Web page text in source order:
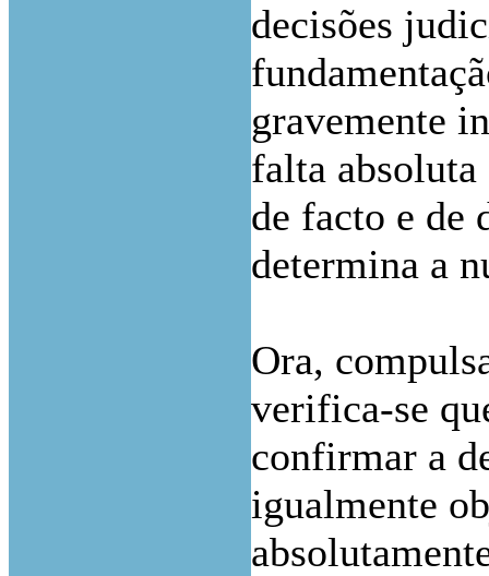
decisões
gravemente
falta absoluta
de facto e de
determina a
Ora,
verifica-se
confirmar a
igualmente